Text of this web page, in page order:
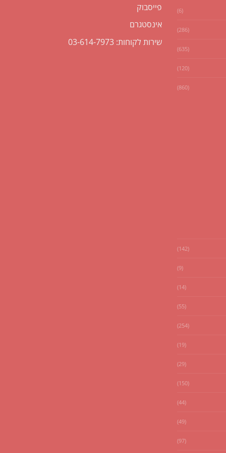
(6)
(286)
(635)
(120)
(860)
(142)
(9)
(14)
(55)
(254)
(19)
(29)
(150)
(44)
(49)
(97)
פייסבוק
אינסטגרם
שירות לקוחות: 03-614-7973